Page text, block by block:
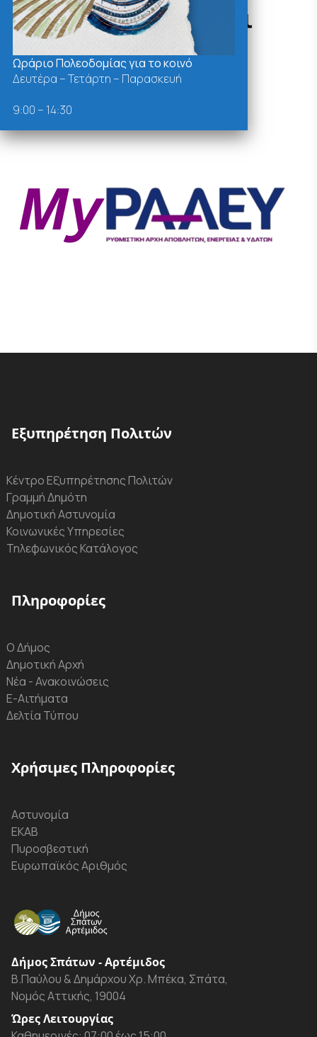
Δράσεις - Χρήσιμοι
Σύνδεσμοι
Εξυπηρέτηση Πολιτών
Κέντρο Εξυπηρέτησης Πολιτών
Γραμμή Δημότη
Δημοτική Αστυνομία
Κοινωνικές Υπηρεσίες
Τηλεφωνικός Κατάλογος
Πληροφορίες
Ο Δήμος
Δημοτική Αρχή
Νέα - Ανακοινώσεις
Ε-Αιτήματα
Δελτία Τύπου
Χρήσιμες Πληροφορίες
Αστυνομία
ΕΚΑΒ
Πυροσβεστική
Ευρωπαϊκός Αριθμός
Δήμος Σπάτων - Αρτέμιδος
Β.Παύλου & Δημάρχου Χρ. Μπέκα, Σπάτα,
Νομός Αττικής, 19004
Ώρες Λειτουργίας
Ωράριο Πολεοδομίας για το κοινό
Δευτέρα – Τετάρτη – Παρασκευή
9:00 – 14:30